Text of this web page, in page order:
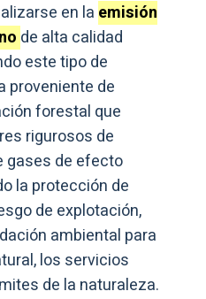
en la emisión
de alta calidad
este tipo de
proveniente de
forestal que
rigurosos de
gases de efecto
la protección de
de explotación,
ambiental para
los servicios
de la naturaleza.